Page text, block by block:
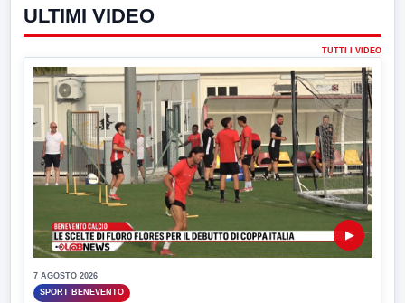
ULTIMI VIDEO
TUTTI I VIDEO
▶
7 AGOSTO 2026
SPORT BENEVENTO